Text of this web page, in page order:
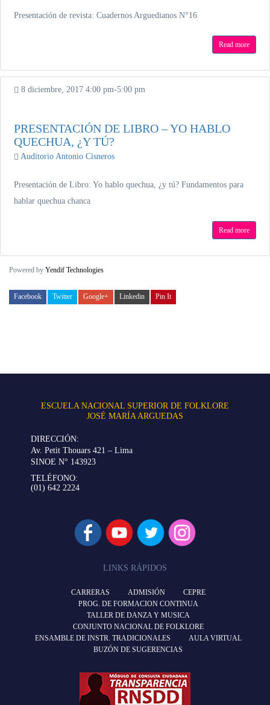
Presentación de revista: Cuadernos Arguedianos N°16
Read more
8 diciembre, 2017 4:00 pm-5:00 pm
PRESENTACIÓN DE LIBRO – YO HABLO
QUECHUA, ¿Y TÚ?
Auditorio Antonio Cisneros
Presentación de Libro: Yo hablo quechua, ¿y tú? Fundamentos para
hablar quechua chanca
Read more
Powered by Yendif Technologies
Facebook Twitter Google+ Linkedin Pin It
ESCUELA NACIONAL SUPERIOR DE FOLKLORE
JOSÉ MARÍA ARGUEDAS
DIRECCIÓN:
Av. Petit Thouars 421 – Lima
SINOE N° 143923
TELÉFONO:
(01) 642 2224
LINKS RÁPIDOS
CARRERAS ADMISIÓN
CEPRE
PROG. DE FORMACION CONTINUA
TALLER DE DANZA Y MUSICA
CONJUNTO NACIONAL DE FOLKLORE
ENSAMBLE DE INSTR. TRADICIONALES
AULA VIRTUAL
BUZÓN DE SUGERENCIAS